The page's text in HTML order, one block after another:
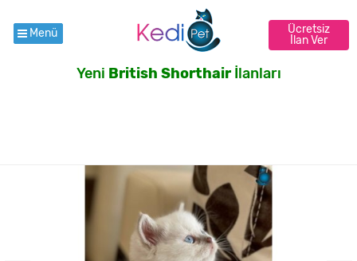
Menü
Ücretsiz
İlan Ver
Yeni British Shorthairİlanları